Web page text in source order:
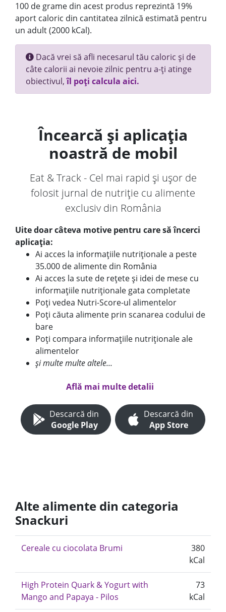
100 de grame din acest produs reprezintă 19%
aport caloric din cantitatea zilnică estimată pentru
un adult (2000 kCal).
Dacă vrei să afli necesarul tău caloric și de
câte calorii ai nevoie zilnic pentru a-ți atinge
obiectivul,îl poți calcula aici.
Încearcă și aplicația
noastră de mobil
Eat & Track - Cel mai rapid și ușor de
folosit jurnal de nutriție cu alimente
exclusiv din România
Uite doar câteva motive pentru care să încerci
aplicația:
Ai acces la informațiile nutriționale a peste
35.000 de alimente din România
Ai acces la sute de rețete și idei de mese cu
informațiile nutriționale gata completate
Poți vedea Nutri-Score-ul alimentelor
Poți căuta alimente prin scanarea codului de
bare
Poți compara informațiile nutriționale ale
alimentelor
și multe multe altele...
Află mai multe detalii
Descarcă din
Google Play
Descarcă din
App Store
Alte alimente din categoria
Snackuri
Cereale cu ciocolata Brumi
380
kCal
High Protein Quark & Yogurt with
Mango and Papaya - Pilos
73
kCal